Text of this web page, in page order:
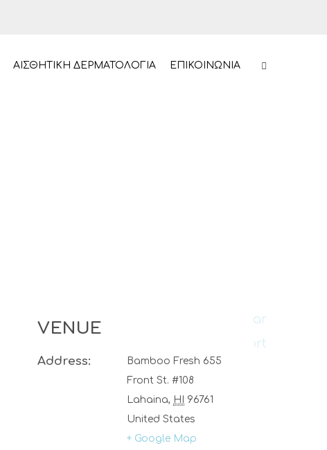
ΑΙΣΘΗΤΙΚΗ ΔΕΡΜΑΤΟΛΟΓΙΑ ΕΠΙΚΟΙΝΩΝΙΑ
+ Google Calendar
+ iCal Export
VENUE
Address: Bamboo Fresh 655
Front St. #108
Lahaina, HI
96761
United States
+ Google Map